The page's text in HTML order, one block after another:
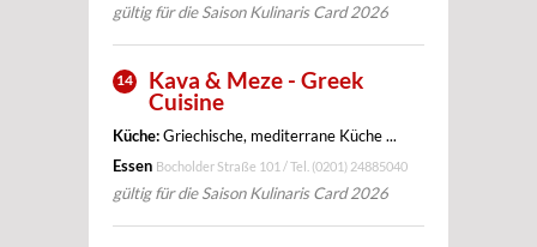
gültig für die Saison Kulinaris Card 2026
14
Kava & Meze - Greek
Cuisine
Küche:Griechische, mediterrane Küche ...
Essen Bocholder Straße 101 / Tel. (0201) 24885040
gültig für die Saison Kulinaris Card 2026